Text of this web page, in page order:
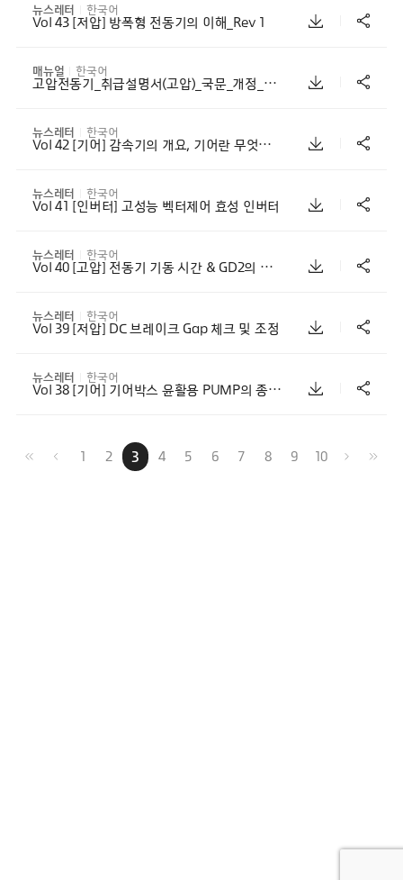
뉴스레터 한국어
Vol 43 [저압] 방폭형 전동기의 이해_Rev 1
매뉴얼 한국어
고압전동기_취급설명서(고압)_국문_개정_REV 2.4
뉴스레터 한국어
Vol 42 [기어] 감속기의 개요, 기어란 무엇인가 Rev 1
뉴스레터 한국어
Vol 41 [인버터] 고성능 벡터제어 효성 인버터
뉴스레터 한국어
Vol 40 [고압] 전동기 기동 시간 & GD2의 이해
뉴스레터 한국어
Vol 39 [저압] DC 브레이크 Gap 체크 및 조정
뉴스레터 한국어
Vol 38 [기어] 기어박스 윤활용 PUMP의 종류와 특징
1 2 3 4 5 6 7 8 9 10